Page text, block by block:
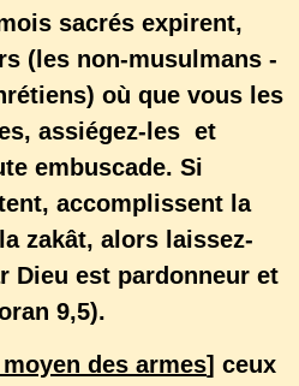
sacrés expirent,
(les non-musulmans -
où que vous les
assiégez-les et
embuscade. Si
accomplissent la
zakât, alors laissez-
Dieu est pardonneur et
9,5).
des armes] ceux